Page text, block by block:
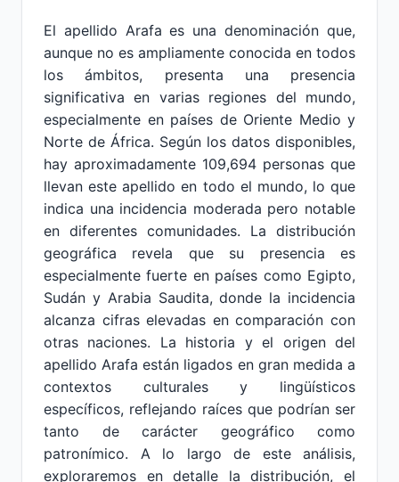
El apellido Arafa es una denominación que,
aunque no es ampliamente conocida en todos
los ámbitos, presenta una presencia
significativa en varias regiones del mundo,
especialmente en países de Oriente Medio y
Norte de África. Según los datos disponibles,
hay aproximadamente 109,694 personas que
llevan este apellido en todo el mundo, lo que
indica una incidencia moderada pero notable
en diferentes comunidades. La distribución
geográfica revela que su presencia es
especialmente fuerte en países como Egipto,
Sudán y Arabia Saudita, donde la incidencia
alcanza cifras elevadas en comparación con
otras naciones. La historia y el origen del
apellido Arafa están ligados en gran medida a
contextos culturales y lingüísticos
específicos, reflejando raíces que podrían ser
tanto de carácter geográfico como
patronímico. A lo largo de este análisis,
exploraremos en detalle la distribución, el